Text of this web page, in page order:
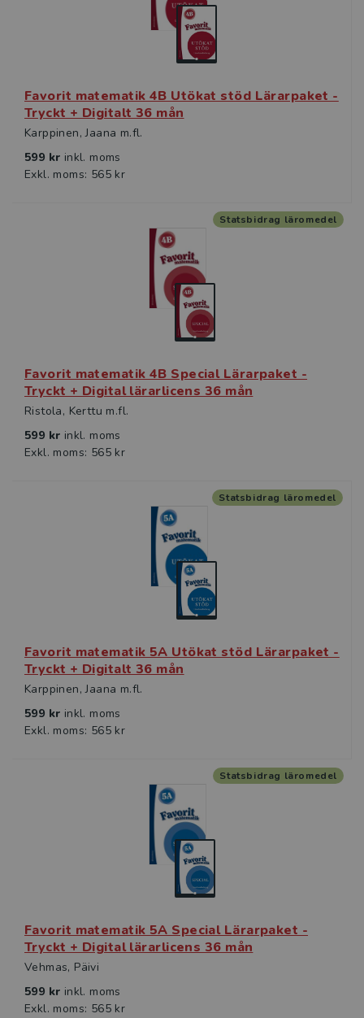
Favorit matematik 4B Utökat stöd Lärarpaket -
Tryckt + Digitalt 36 mån
Karppinen, Jaana m.fl.
599 kr inkl. moms
Exkl. moms: 565 kr
Favorit matematik 4B Special Lärarpaket -
Tryckt + Digital lärarlicens 36 mån
Ristola, Kerttu m.fl.
599 kr inkl. moms
Exkl. moms: 565 kr
Statsbidrag läromedel
Favorit matematik 5A Utökat stöd Lärarpaket -
Tryckt + Digitalt 36 mån
Karppinen, Jaana m.fl.
599 kr inkl. moms
Exkl. moms: 565 kr
Statsbidrag läromedel
Favorit matematik 5A Special Lärarpaket -
Tryckt + Digital lärarlicens 36 mån
Vehmas, Päivi
599 kr inkl. moms
Exkl. moms: 565 kr
Statsbidrag läromedel